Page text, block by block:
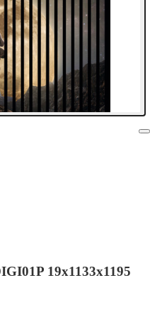
19x1133x1195